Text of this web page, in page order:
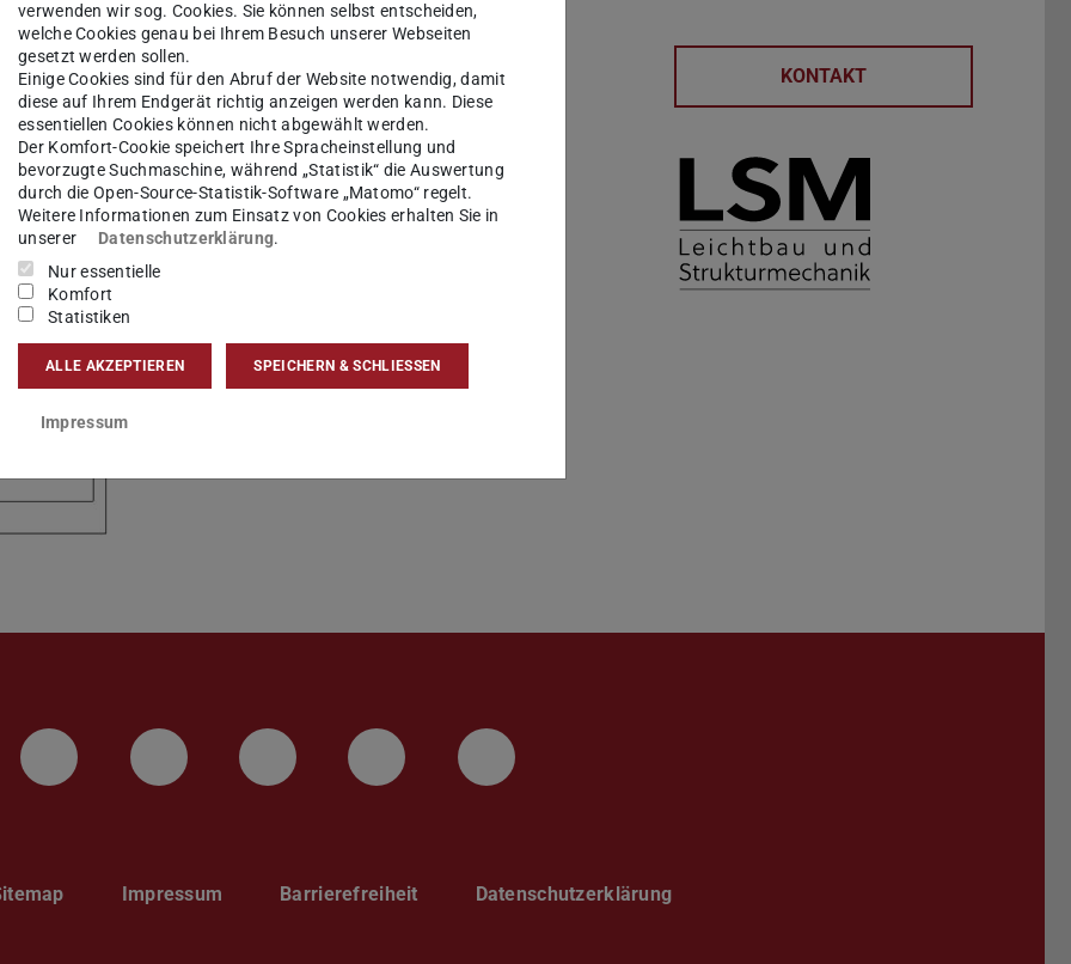
KONTAKT
LinkedIn-Seite der TU Darmstadt
Instagram-Kanal der TU Darmstadt
Bluesky-Kanal der TU Darmstadt
Facebook-Seite der TU Darmstadt
YouTube-Kanal der TU Darmstadt
Impressum Barrierefreiheit Datenschutzerklärung
verwenden wir sog. Cookies. Sie können selbst entscheiden,
welche Cookies genau bei Ihrem Besuch unserer Webseiten
gesetzt werden sollen.
Einige Cookies sind für den Abruf der Website notwendig, damit
diese auf Ihrem Endgerät richtig anzeigen werden kann. Diese
essentiellen Cookies können nicht abgewählt werden.
Der Komfort-Cookie speichert Ihre Spracheinstellung und
bevorzugte Suchmaschine, während „Statistik“ die Auswertung
durch die Open-Source-Statistik-Software „Matomo“ regelt.
Weitere Informationen zum Einsatz von Cookies erhalten Sie in
unserer
Datenschutzerklärung.
Nur essentielle
Komfort
Statistiken
ALLE AKZEPTIEREN SPEICHERN & SCHLIESSEN
Impressum